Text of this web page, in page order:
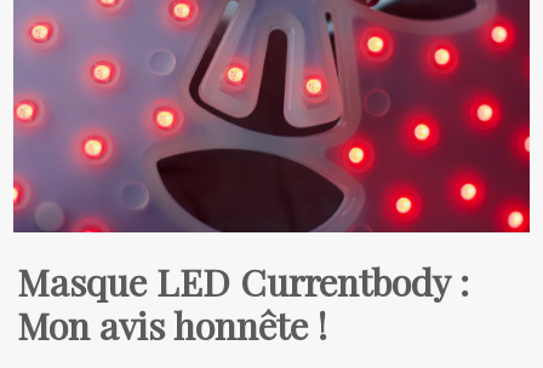
Masque LED Currentbody :
Mon avis honnête !